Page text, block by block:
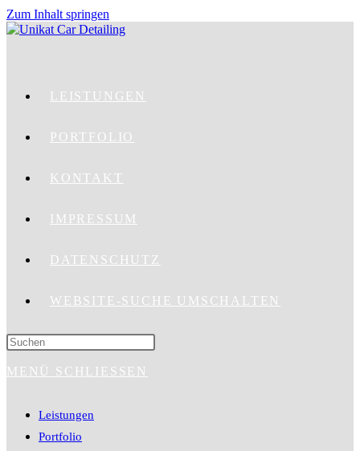
Zum Inhalt springen
LEISTUNGEN
PORTFOLIO
KONTAKT
IMPRESSUM
DATENSCHUTZ
WEBSITE-SUCHE UMSCHALTEN
MENÜ SCHLIESSEN
Leistungen
Portfolio